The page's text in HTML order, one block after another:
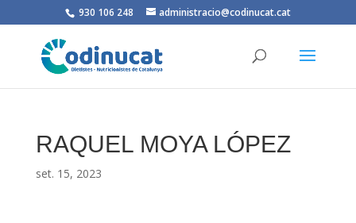
930 106 248 administracio@codinucat.cat
RAQUEL MOYA LÓPEZ
set. 15, 2023